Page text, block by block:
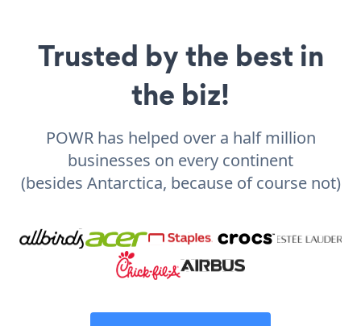
Trusted by the best in
the biz!
POWR has helped over a half million
businesses on every continent
(besides Antarctica, because of course not)